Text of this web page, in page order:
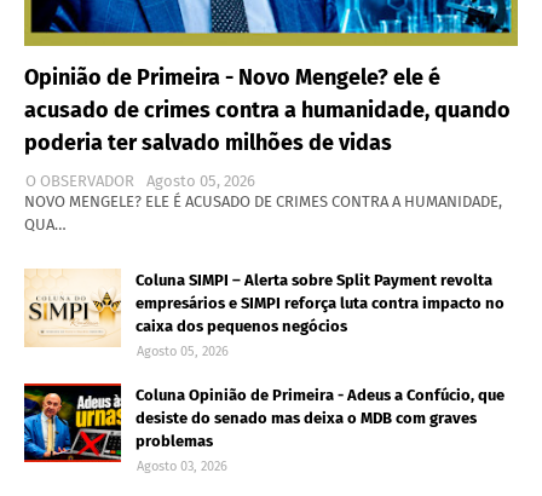
Opinião de Primeira - Novo Mengele? ele é
acusado de crimes contra a humanidade, quando
poderia ter salvado milhões de vidas
O OBSERVADOR
Agosto 05, 2026
NOVO MENGELE? ELE É ACUSADO DE CRIMES CONTRA A HUMANIDADE,
QUA…
Coluna SIMPI – Alerta sobre Split Payment revolta
empresários e SIMPI reforça luta contra impacto no
caixa dos pequenos negócios
Agosto 05, 2026
Coluna Opinião de Primeira - Adeus a Confúcio, que
desiste do senado mas deixa o MDB com graves
problemas
Agosto 03, 2026